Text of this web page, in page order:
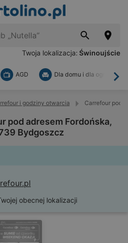
Twoja lokalizacja: Świnoujście
AGD Dla domu i dla ogrodu
i godziny otwarcia Carrefour pod
pod adresem Fordońska,
Bydgoszcz
obecnej lokalizacji